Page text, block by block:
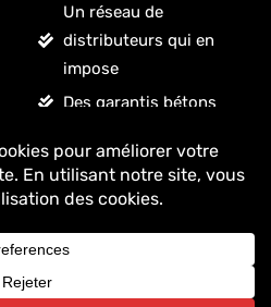
Un réseau de
distributeurs qui en
impose
Des garantis bétons
Un stock massif
Un ancrage français
+ de 25 ans